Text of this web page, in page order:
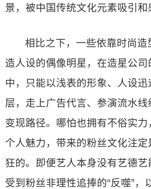
景，被中国传统文化元素吸引和
相比之下，一些依靠时尚造
造人设的偶像明星，在造星公司
中，只能以浅表的形象、人设迅
层，走上广告代言、参演流水
变现路径。哪怕也拥有不俗实力
个人魅力，带来的粉丝文化注
狂的。即便艺人本身没有艺德
受到粉丝非理性追捧的“反噬”，